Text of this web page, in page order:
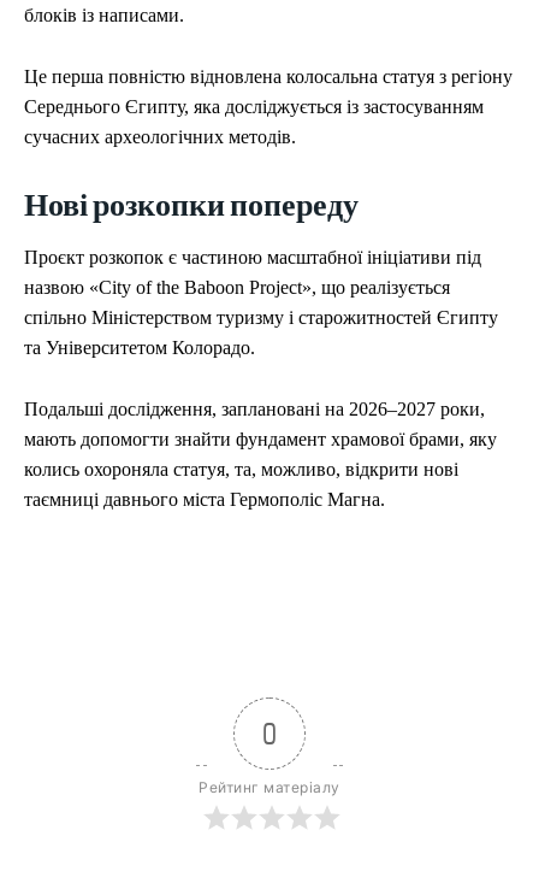
блоків із написами.
Це перша повністю відновлена колосальна статуя з регіону
Середнього Єгипту, яка досліджується із застосуванням
сучасних археологічних методів.
Нові розкопки попереду
Проєкт розкопок є частиною масштабної ініціативи під
назвою «City of the Baboon Project», що реалізується
спільно Міністерством туризму і старожитностей Єгипту
та Університетом Колорадо.
Подальші дослідження, заплановані на 2026–2027 роки,
мають допомогти знайти фундамент храмової брами, яку
колись охороняла статуя, та, можливо, відкрити нові
таємниці давнього міста Гермополіс Магна.
0
Рейтинг матеріалу